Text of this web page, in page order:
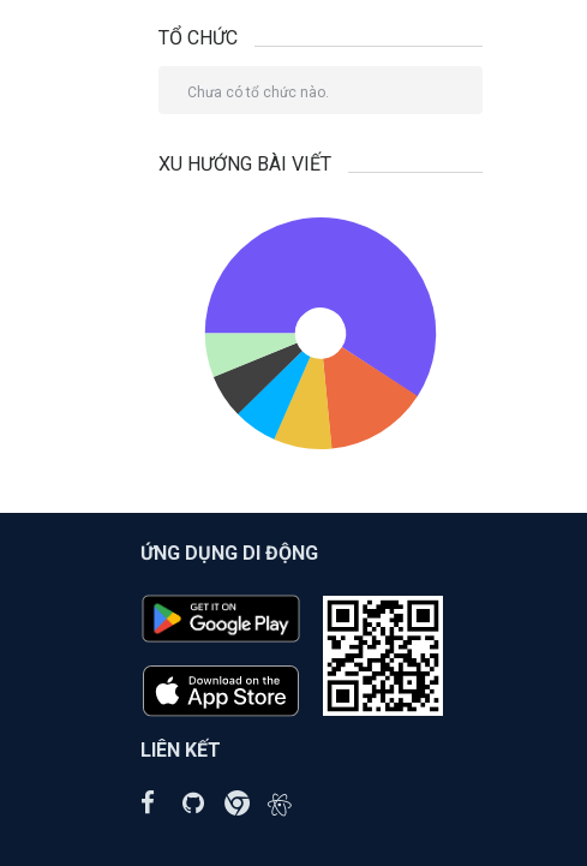
TỔ CHỨC
Chưa có tổ chức nào.
XU HƯỚNG BÀI VIẾT
ỨNG DỤNG DI ĐỘNG
LIÊN KẾT